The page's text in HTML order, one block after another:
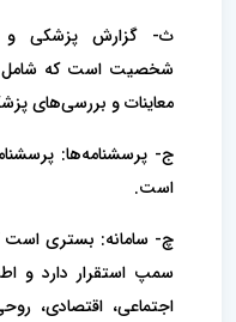
ث- گزارش پزشکی و
شخصیت است که شامل
معاینات و بررسی‌های
ج- پرسشنامه‌ها:
است.
چ- سامانه: بستری است
سمپ استقرار دارد و
اجتماعی، اقتصادی،